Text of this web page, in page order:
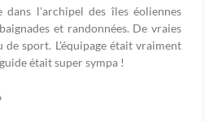
l'archipel des îles éoliennes
et randonnées. De vraies
de sport. L'équipage était vraiment
était super sympa !